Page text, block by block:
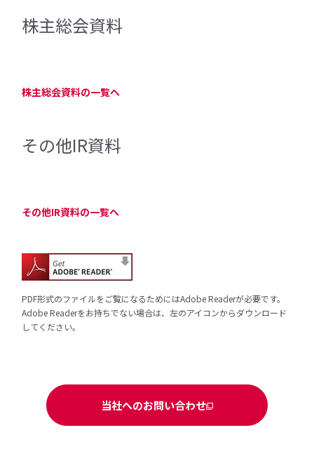
株主総会資料
株主総会資料の一覧へ
その他IR資料
その他IR資料の一覧へ
PDF形式のファイルをご覧になるためにはAdobe Readerが必要です。
Adobe Readerをお持ちでない場合は、左のアイコンからダウンロード
してください。
当社へのお問い合わせ